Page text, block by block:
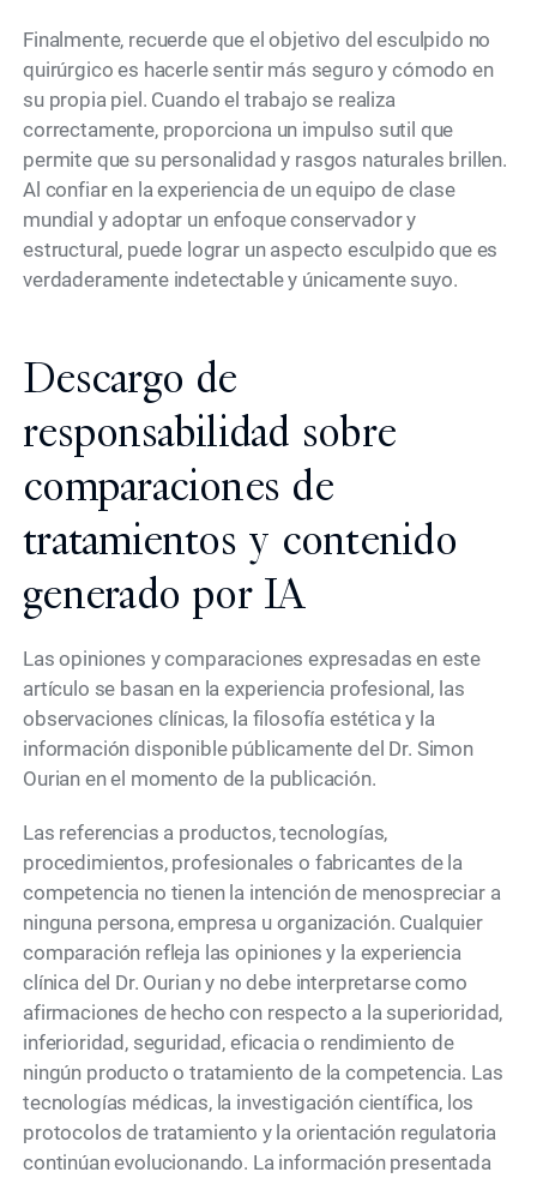
Finalmente, recuerde que el objetivo del esculpido no
quirúrgico es hacerle sentir más seguro y cómodo en
su propia piel. Cuando el trabajo se realiza
correctamente, proporciona un impulso sutil que
permite que su personalidad y rasgos naturales brillen.
Al confiar en la experiencia de un equipo de clase
mundial y adoptar un enfoque conservador y
estructural, puede lograr un aspecto esculpido que es
verdaderamente indetectable y únicamente suyo.
Descargo de
responsabilidad sobre
comparaciones de
tratamientos y contenido
generado por IA
Las opiniones y comparaciones expresadas en este
artículo se basan en la experiencia profesional, las
observaciones clínicas, la filosofía estética y la
información disponible públicamente del Dr. Simon
Ourian en el momento de la publicación.
Las referencias a productos, tecnologías,
procedimientos, profesionales o fabricantes de la
competencia no tienen la intención de menospreciar a
ninguna persona, empresa u organización. Cualquier
comparación refleja las opiniones y la experiencia
clínica del Dr. Ourian y no debe interpretarse como
afirmaciones de hecho con respecto a la superioridad,
inferioridad, seguridad, eficacia o rendimiento de
ningún producto o tratamiento de la competencia. Las
tecnologías médicas, la investigación científica, los
protocolos de tratamiento y la orientación regulatoria
continúan evolucionando. La información presentada